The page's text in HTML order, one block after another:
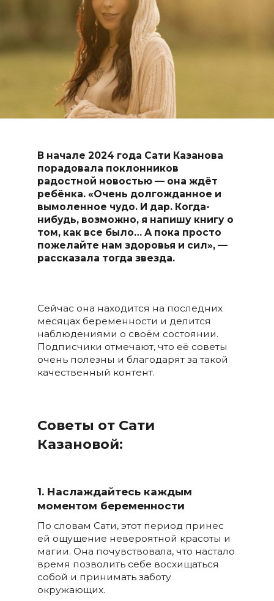
В начале 2024 года Сати Казанова
порадовала поклонников
радостной новостью — она ждёт
ребёнка. «Очень долгожданное и
вымоленное чудо. И дар. Когда-
нибудь, возможно, я напишу книгу о
том, как все было… А пока просто
пожелайте нам здоровья и сил», —
рассказала тогда звезда.
Сейчас она находится на последних
месяцах беременности и делится
наблюдениями о своём состоянии.
Подписчики отмечают, что её советы
очень полезны и благодарят за такой
качественный контент.
Советы от Сати
Казановой:
1. Наслаждайтесь каждым
моментом беременности
По словам Сати, этот период принес
ей ощущение невероятной красоты и
магии. Она почувствовала, что настало
время позволить себе восхищаться
собой и принимать заботу
окружающих.